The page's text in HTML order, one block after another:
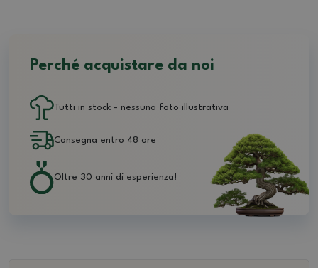
Perché acquistare da noi
Tutti in stock - nessuna foto illustrativa
Consegna entro 48 ore
Oltre 30 anni di esperienza!